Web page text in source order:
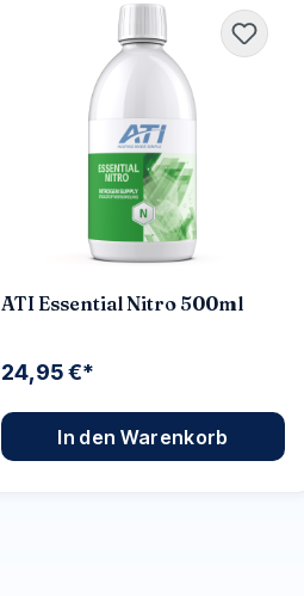
ATI Essential Nitro 500ml
24,95 €*
In den Warenkorb